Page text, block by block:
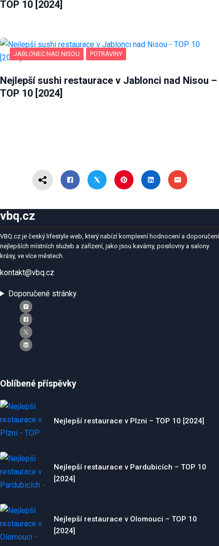
TOP 10 [2024]
JABLONEC NAD NISOU POTRAVINY
Nejlepší sushi restaurace v Jablonci nad Nisou –
TOP 10 [2024]
vbq.cz
VBQ.cz je český lifestyle web, který nabízí komplexní hodnocení a doporučení
nejlepších místních služeb a zařízení, jako jsou kavárny, posilovny a salony
krásy, ve více městech.
kontakt@vbq.cz
Doporučené stránky
Oblíbené příspěvky
Nejlepší restaurace v Plzni – TOP 10 [2024]
Nejlepší restaurace v Pardubicích – TOP 10
[2024]
Nejlepší restaurace v Olomouci – TOP 10
[2024]